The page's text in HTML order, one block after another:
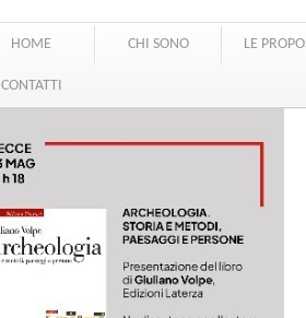
HOME CHI SONO LE
CONTATTI